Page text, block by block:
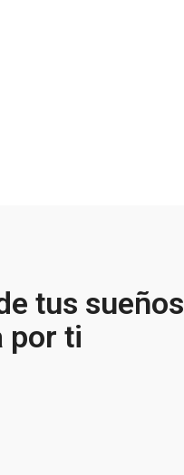
tus sueños
por ti